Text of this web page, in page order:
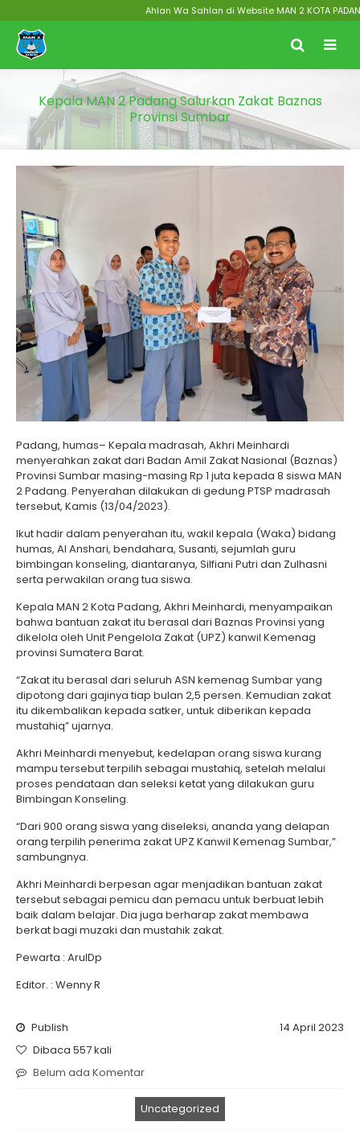
Ahlan Wa Sahlan di Website MAN 2 KOTA
Kepala MAN 2 Padang Salurkan Zakat Baznas
Provinsi Sumbar
Padang, humas– Kepala madrasah, Akhri Meinhardi
menyerahkan zakat dari Badan Amil Zakat Nasional (Baznas)
Provinsi Sumbar masing-masing Rp 1 juta kepada 8 siswa MAN
2 Padang. Penyerahan dilakukan di gedung PTSP madrasah
tersebut, Kamis (13/04/2023).
Ikut hadir dalam penyerahan itu, wakil kepala (Waka) bidang
humas, Al Anshari, bendahara, Susanti, sejumlah guru
bimbingan konseling, diantaranya, Silfiani Putri dan Zulhasni
serta perwakilan orang tua siswa.
Kepala MAN 2 Kota Padang, Akhri Meinhardi, menyampaikan
bahwa bantuan zakat itu berasal dari Baznas Provinsi yang
dikelola oleh Unit Pengelola Zakat (UPZ) kanwil Kemenag
provinsi Sumatera Barat.
“Zakat itu berasal dari seluruh ASN kemenag Sumbar yang
dipotong dari gajinya tiap bulan 2,5 persen. Kemudian zakat
itu dikembalikan kepada satker, untuk diberikan kepada
mustahiq” ujarnya.
Akhri Meinhardi menyebut, kedelapan orang siswa kurang
mampu tersebut terpilih sebagai mustahiq, setelah melalui
proses pendataan dan seleksi ketat yang dilakukan guru
Bimbingan Konseling.
“Dari 900 orang siswa yang diseleksi, ananda yang delapan
orang terpilih penerima zakat UPZ Kanwil Kemenag Sumbar,”
sambungnya.
Akhri Meinhardi berpesan agar menjadikan bantuan zakat
tersebut sebagai pemicu dan pemacu untuk berbuat lebih
baik dalam belajar. Dia juga berharap zakat membawa
berkat bagi muzaki dan mustahik zakat.
Pewarta : ArulDp
Editor. : Wenny R
Publish
14 April 2023
Dibaca 557 kali
Belum ada Komentar
Uncategorized